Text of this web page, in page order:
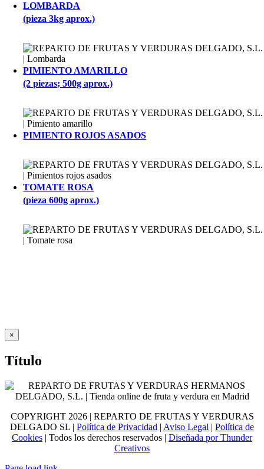
LOMBARDA
(pieza 3kg aprox.)
PIMIENTO AMARILLO
(2 piezas; 500g aprox.)
PIMIENTO ROJOS ASADOS
TOMATE ROSA
(pieza 600g aprox.)
Close
product
view
×
Título
COPYRIGHT 2026 | REPARTO DE FRUTAS Y VERDURAS
DELGADO SL | Política de Privacidad | Aviso Legal | Política de
Cookies | Todos los derechos reservados | Diseñada por Thunder
Creativos